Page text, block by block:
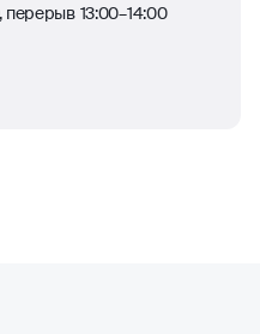
перерыв 13:00–14:00